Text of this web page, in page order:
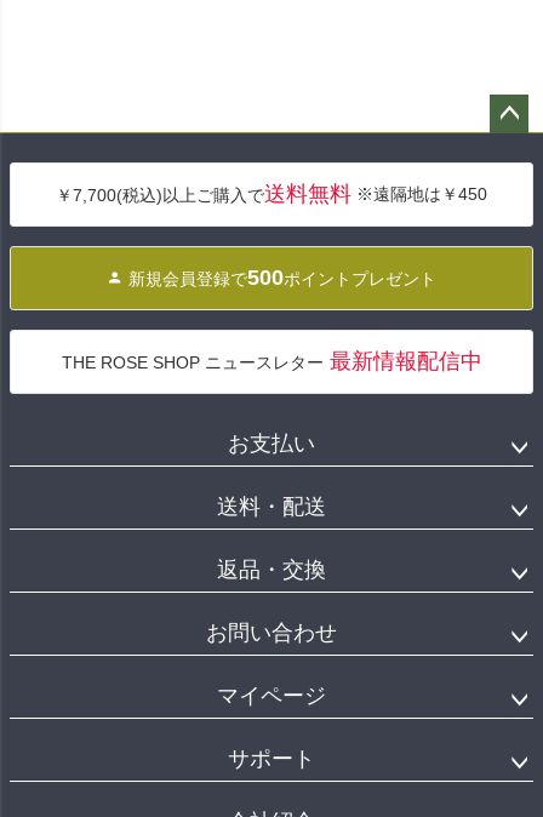
へ
￥7,700(税込)以上ご購入で送料無料 ※遠隔地は￥450
新規会員登録で500ポイントプレゼント
THE ROSE SHOP ニュースレター 最新情報配信中
お支払い
送料・配送
返品・交換
お問い合わせ
マイページ
サポート